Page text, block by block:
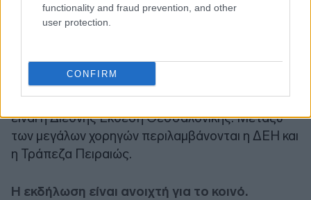
functionality and fraud prevention, and other
user protection.
CONFIRM
Προέδρου της Δημοκρατίας κυρίου
Κωνσταντίνου Αν. Τασούλα. Το AIF
Παιδείας, Θρησκευμάτων & Αθλητισμού, του
Δήμου Θεσσαλονίκης και της Περιφέρειας
Κεντρικής Μακεδονίας, ενώ στρατηγικός εταίρος
είναι η Διεθνής Έκθεση Θεσσαλονίκης. Μεταξύ
των μεγάλων χορηγών περιλαμβάνονται η ΔΕΗ και
η Τράπεζα Πειραιώς.
Η εκδήλωση είναι ανοιχτή για το κοινό.